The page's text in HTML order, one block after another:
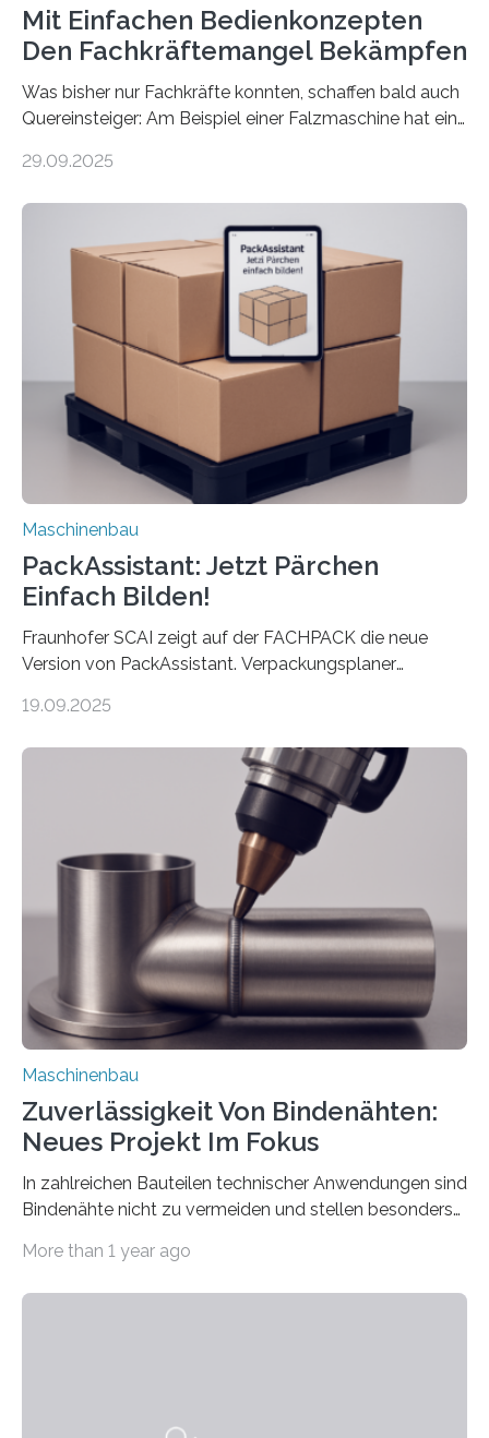
Mit Einfachen Bedienkonzepten
Den Fachkräftemangel Bekämpfen
Was bisher nur Fachkräfte konnten, schaffen bald auch
Quereinsteiger: Am Beispiel einer Falzmaschine hat ein
Mensch-Maschine-Schnittstelle so sehr vereinfacht,
Die zugrunde liegende Methodik lässt sich auf alle
anderen Maschinen übertragen. Eine Falzmaschine
umzurüsten ist ein Job für echte Profis. Eine solche
Maschine faltet in Druckereien Broschüren, Prospekte,
Landkarten und vieles mehr – mehrere Zehntausend
Exemplare pro Stunde. Je nach Maschinentyp und
Auftrag kann das Umrüsten…
29.09.2025
Maschinenbau
PackAssistant: Jetzt Pärchen
Einfach Bilden!
Fraunhofer SCAI zeigt auf der FACHPACK die neue
Version von PackAssistant. Verpackungsplaner
Automobil, Maschinenbau und in der Zulieferindustrie.
Teile als eine Einheit verpacken. Die Anordnung kann
der Benutzer vorgeben und erhält so mehr Kontrolle
über die Positionierung der Bauteile. Die ebenfalls neue
Automatisierungsschnittstelle dient dazu, die Software
besser in spezifische Unternehmensprozesse
einzubinden. Sankt Augustin – Zur Messe FACHPACK
vom 23. bis 25. September in Nürnberg…
19.09.2025
Maschinenbau
Zuverlässigkeit Von Bindenähten:
Neues Projekt Im Fokus
In zahlreichen Bauteilen technischer Anwendungen sind
Bindenähte nicht zu vermeiden und stellen besonders
Matrixmaterials eine große Herausforderung dar.
More than 1 year ago